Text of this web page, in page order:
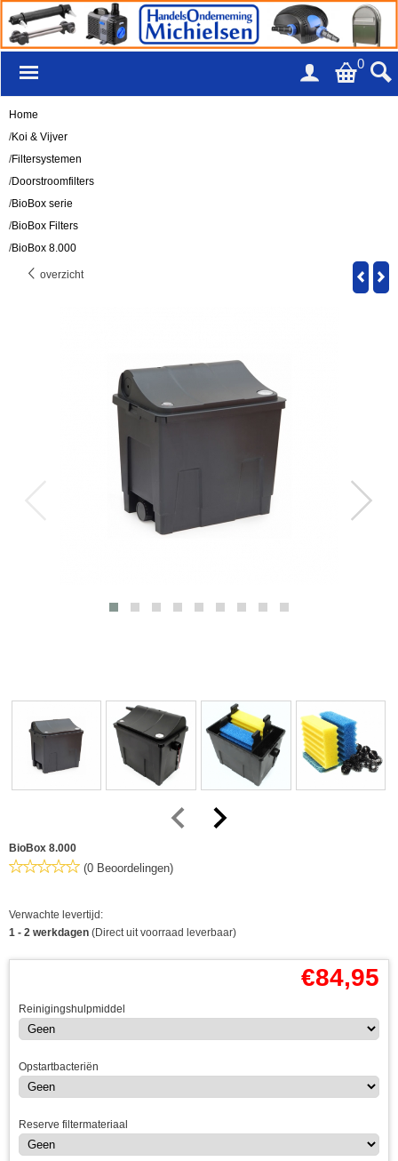
0
Home
/Koi & Vijver
/Filtersystemen
/Doorstroomfilters
/BioBox serie
/BioBox Filters
/BioBox 8.000
overzicht
BioBox 8.000
(0 Beoordelingen)
Verwachte levertijd:
1 - 2 werkdagen (Direct uit voorraad leverbaar)
€84,95
Reinigingshulpmiddel
Opstartbacteriën
Reserve filtermateriaal